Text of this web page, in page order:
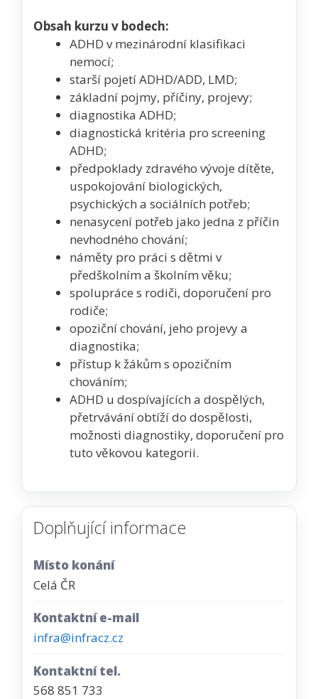
Obsah kurzu v bodech:
ADHD v mezinárodní klasifikaci
nemocí;
starší pojetí ADHD/ADD, LMD;
základní pojmy, příčiny, projevy;
diagnostika ADHD;
diagnostická kritéria pro screening
ADHD;
předpoklady zdravého vývoje dítěte,
uspokojování biologických,
psychických a sociálních potřeb;
nenasycení potřeb jako jedna z příčin
nevhodného chování;
náměty pro práci s dětmi v
předškolním a školním věku;
spolupráce s rodiči, doporučení pro
rodiče;
opoziční chování, jeho projevy a
diagnostika;
přístup k žákům s opozičním
chováním;
ADHD u dospívajících a dospělých,
přetrvávání obtíží do dospělosti,
možnosti diagnostiky, doporučení pro
tuto věkovou kategorii.
Doplňující informace
Místo konání
Celá ČR
Kontaktní e-mail
infra@infracz.cz
Kontaktní tel.
568 851 733